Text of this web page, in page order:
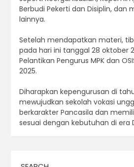
Berbudi Pekerti dan Disiplin, dan
lainnya.
Setelah mendapatkan materi,
pada hari ini tanggal 28 oktober
Pelantikan Pengurus MPK dan
2025.
Diharapkan kepengurusan di
mewujudkan sekolah vokasi
berkarakter Pancasila dan
sesuai dengan kebutuhan di era